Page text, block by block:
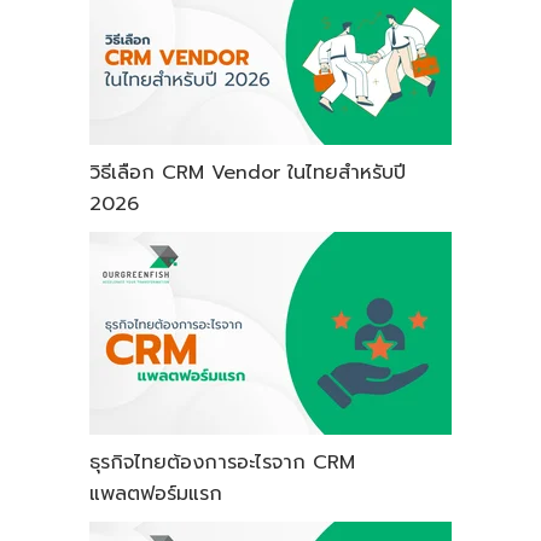
วิธีเลือก CRM Vendor ในไทยสำหรับปี
2026
ธุรกิจไทยต้องการอะไรจาก CRM
แพลตฟอร์มแรก